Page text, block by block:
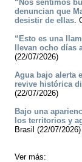
“Nos sentimos
denuncian que
desistir de ellas.
“Esto es una
llevan ocho días
(22/07/2026)
Agua bajo alerta
revive histórica
(22/07/2026)
Bajo una
los territorios y
Brasil (22/07/2026)
Ver más: